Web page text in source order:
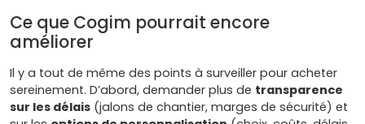
Ce que Cogim pourrait encore
améliorer
Il y a tout de même des points à surveiller pour acheter
sereinement. D’abord, demander plus de transparence
sur les délais (jalons de chantier, marges de sécurité) et